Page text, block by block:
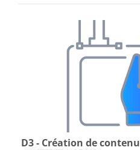
D3 - Création de contenu